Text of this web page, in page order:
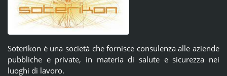
Soterikon è una società che fornisce consulenza alle aziende
pubbliche e private, in materia di salute e sicurezza nei
luoghi di lavoro.